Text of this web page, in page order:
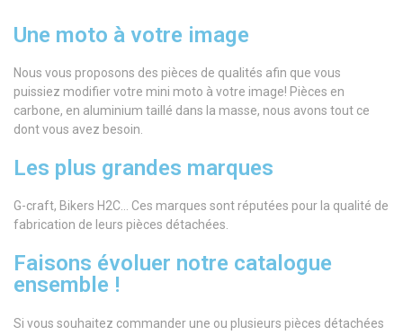
Une moto à votre image
Nous vous proposons des pièces de qualités afin que vous
puissiez modifier votre mini moto à votre image! Pièces en
carbone, en aluminium taillé dans la masse, nous avons tout ce
dont vous avez besoin.
Les plus grandes marques
G-craft, Bikers H2C… Ces marques sont réputées pour la qualité de
fabrication de leurs pièces détachées.
Faisons évoluer notre catalogue
ensemble !
Si vous souhaitez commander une ou plusieurs pièces détachées